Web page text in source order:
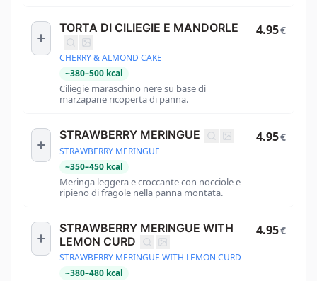
TORTA DI CILIEGIE E MANDORLE
CHERRY & ALMOND CAKE
~380–500 kcal
Ciliegie maraschino nere su base di
marzapane ricoperta di panna.
4.95€
STRAWBERRY MERINGUE
STRAWBERRY MERINGUE
~350–450 kcal
Meringa leggera e croccante con nocciole e
ripieno di fragole nella panna montata.
4.95€
STRAWBERRY MERINGUE WITH
LEMON CURD
STRAWBERRY MERINGUE WITH LEMON CURD
~380–480 kcal
4.95€